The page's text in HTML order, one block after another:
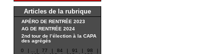
Articles de la rubrique
APÉRO DE RENTRÉE 2023
AG DE RENTRÉE 2024
2nd tour de l’élection à la CAPA
des agrégés
0
| | 77 | 84 | 91 | 98
|